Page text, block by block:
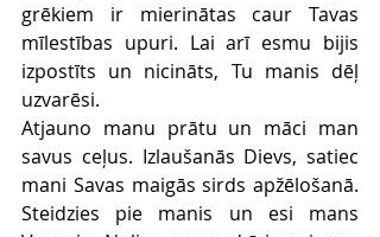
grēkiem ir mierinātas caur Tavas
mīlestības upuri. Lai arī esmu bijis
izpostīts un nicināts, Tu manis dēļ
uzvarēsi.
Atjauno manu prātu un māci man
savus ceļus. Izlaušanās Dievs, satiec
mani Savas maigās sirds apžēlošanā.
Steidzies pie manis un esi mans